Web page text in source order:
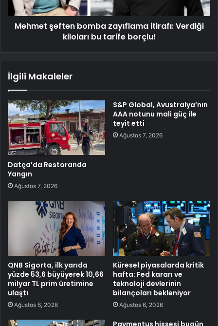
Mehmet şeften bomba zayıflama itirafı: Verdiği
kiloları bu tarife borçlu!
İlgili Makaleler
Datça’da Restoranda
Yangın
Ağustos 7, 2026
S&P Global, Avustralya’nın
AAA notunu mali güç ile
teyit etti
Ağustos 7, 2026
QNB Sigorta, ilk yarıda
yüzde 53,6 büyüyerek 10,66
milyar TL prim üretimine
ulaştı
Ağustos 6, 2026
Küresel piyasalarda kritik
hafta: Fed kararı ve
teknoloji devlerinin
bilançoları bekleniyor
Ağustos 6, 2026
Paymentus hissesi bugün